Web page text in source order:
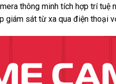
thông minh tích hợp trí tuệ
giám sát từ xa qua điện thoại